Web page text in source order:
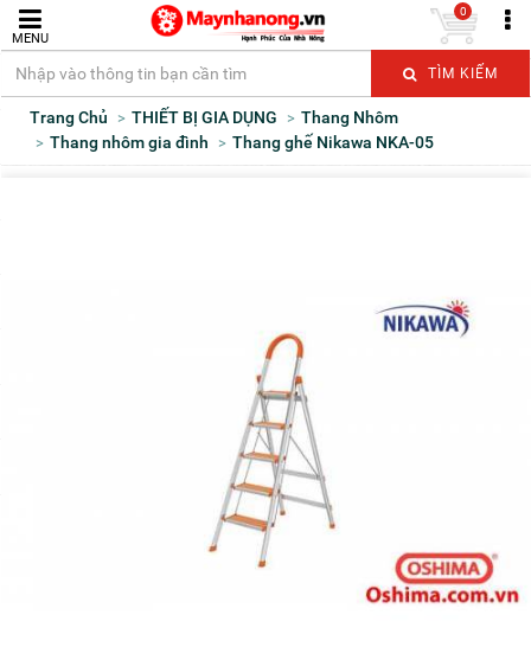
MENU
TÌM KIẾM
0
Trang Chủ THIẾT BỊ GIA DỤNG
Thang Nhôm
Thang nhôm gia đình
Thang ghế Nikawa NKA-05